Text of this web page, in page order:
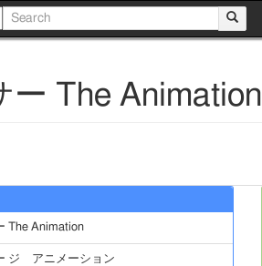
The Animation
The Animation
ジ アニメーション